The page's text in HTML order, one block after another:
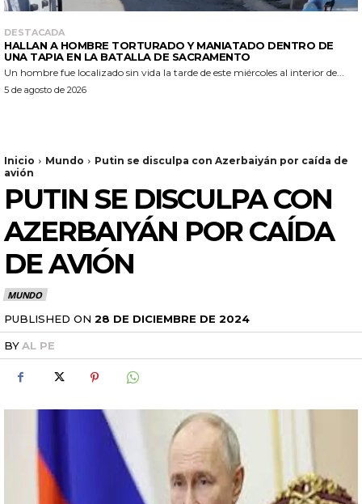
DESTACADA
HALLAN A HOMBRE TORTURADO Y MANIATADO DENTRO DE
UNA TAPIA EN LA BATALLA DE SACRAMENTO
Un hombre fue localizado sin vida la tarde de este miércoles al interior de...
5 de agosto de 2026